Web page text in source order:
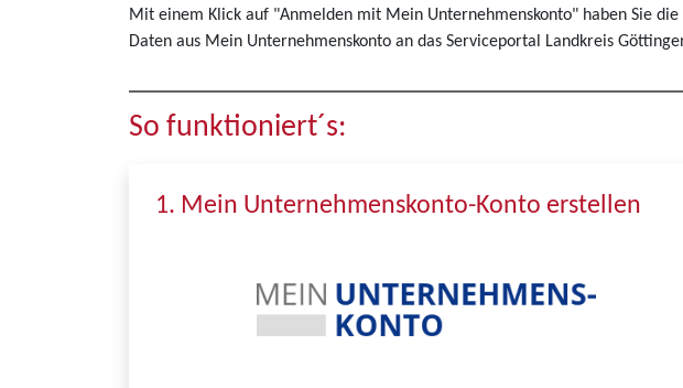
Mit einem Klick auf "Anmelden mit Mein Unternehmenskonto" haben Sie die
Daten aus Mein Unternehmenskonto an das Serviceportal Landkreis
So funktioniert´s:
1. Mein Unternehmenskonto-Konto erstellen